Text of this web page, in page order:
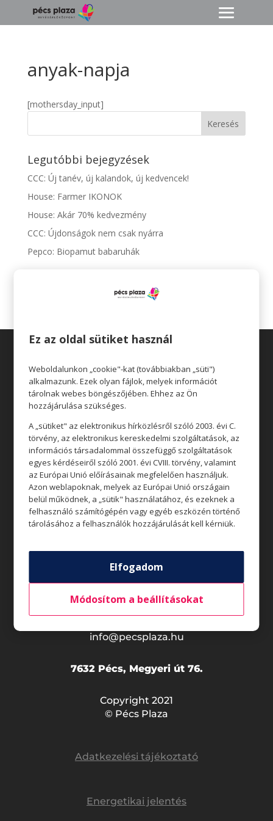
anyak-napja
[mothersday_input]
Legutóbbi bejegyzések
CCC: Új tanév, új kalandok, új kedvencek!
House: Farmer IKONOK
House: Akár 70% kedvezmény
CCC: Újdonságok nem csak nyárra
Pepco: Biopamut babaruhák
Akciók
Aktualitások
Rólunk
Állásajánlatok
Általános nyitvatartás*
Hétfő - Szombat10:00 - 20:00
Vasárnap
09:00 - 18:00
*Az üzletek nyitvatartása eltérő lehet.
info@pecsplaza.hu
7632 Pécs, Megyeri út 76.
Copyright 2021
© Pécs Plaza
Adatkezelési tájékoztató
Energetikai jelentés
Ez az oldal sütiket használ
Weboldalunkon „cookie"-kat (továbbiakban „süti")
alkalmazunk. Ezek olyan fájlok, melyek információt
tárolnak webes böngészőjében. Ehhez az Ön
hozzájárulása szükséges.
A „sütiket" az elektronikus hírközlésről szóló 2003. évi C.
törvény, az elektronikus kereskedelmi szolgáltatások, az
információs társadalommal összefüggő szolgáltatások
egyes kérdéseiről szóló 2001. évi CVIII. törvény, valamint
az Európai Unió előírásainak megfelelően használjuk.
Azon weblapoknak, melyek az Európai Unió országain
belül működnek, a „sütik" használatához, és ezeknek a
felhasználó számítógépén vagy egyéb eszközén történő
tárolásához a felhasználók hozzájárulását kell kérniük.
Elfogadom
Módosítom a beállításokat